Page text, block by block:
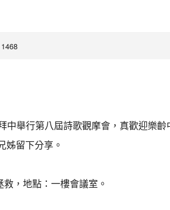
中舉行第八屆詩歌觀摩會，真歡迎樂
姊留下分享。
，地點：一樓會議室。